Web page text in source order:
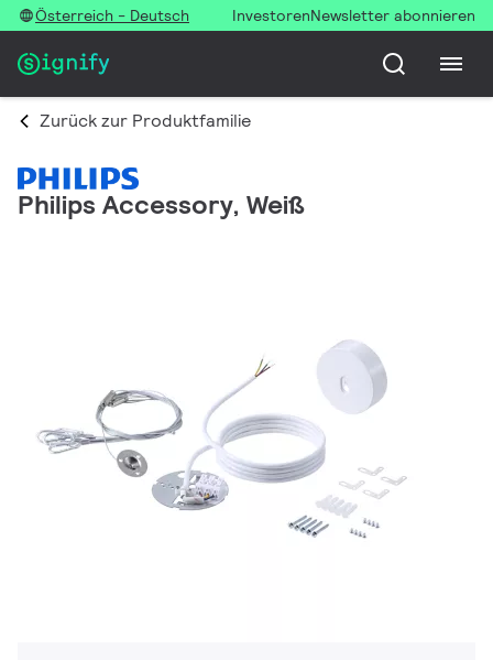
Österreich - Deutsch InvestorenNewsletter abonnieren
Zurück zur Produktfamilie
Philips Accessory, Weiß